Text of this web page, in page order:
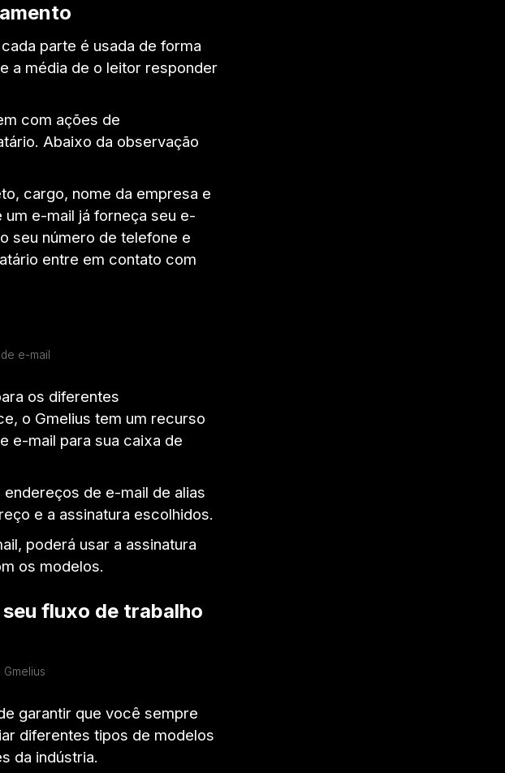
parte é usada de forma
a média de o leitor responder
com ações de
Abaixo da observação
cargo, nome da empresa e
e-mail já forneça seu e-
seu número de telefone e
entre em contato com
e-mail
os diferentes
o Gmelius tem um recurso
e-mail para sua caixa de
de e-mail de alias
e a assinatura escolhidos.
poderá usar a assinatura
os modelos.
fluxo de trabalho
garantir que você sempre
diferentes tipos de modelos
da indústria.